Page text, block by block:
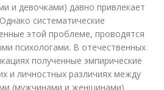
и девочками) давно привлекает
систематические
этой проблеме, проводятся
психологами. В отечественных
полученные эмпирические
и личностных различиях между
(мужчинами и женщинами)